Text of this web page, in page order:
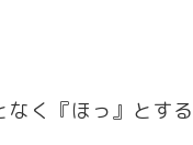
く『ほっ』とする